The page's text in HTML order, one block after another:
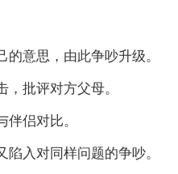
意思，由此争吵升级。
批评对方父母。
侣对比。
入对同样问题的争吵。